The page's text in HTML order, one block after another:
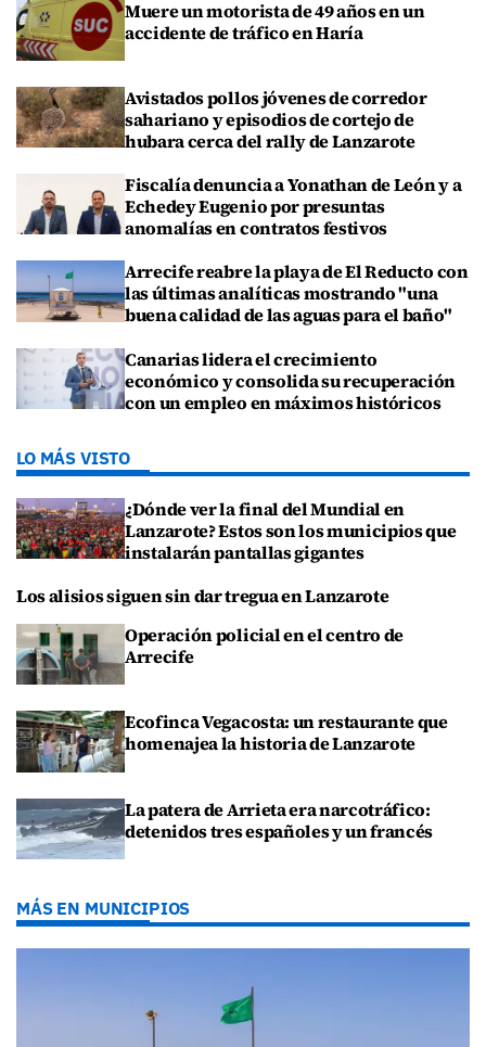
Muere un motorista de 49 años en un
accidente de tráfico en Haría
Avistados pollos jóvenes de corredor
sahariano y episodios de cortejo de
hubara cerca del rally de Lanzarote
Fiscalía denuncia a Yonathan de León y a
Echedey Eugenio por presuntas
anomalías en contratos festivos
Arrecife reabre la playa de El Reducto con
las últimas analíticas mostrando "una
buena calidad de las aguas para el baño"
Canarias lidera el crecimiento
económico y consolida su recuperación
con un empleo en máximos históricos
LO MÁS VISTO
¿Dónde ver la final del Mundial en
Lanzarote? Estos son los municipios que
instalarán pantallas gigantes
Los alisios siguen sin dar tregua en Lanzarote
Operación policial en el centro de
Arrecife
Ecofinca Vegacosta: un restaurante que
homenajea la historia de Lanzarote
La patera de Arrieta era narcotráfico:
detenidos tres españoles y un francés
MÁS EN MUNICIPIOS